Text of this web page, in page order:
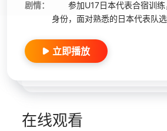
剧情：
参加U17日本代表合宿训
身份，面对熟悉的日本代表队选
立即播放
在线观看